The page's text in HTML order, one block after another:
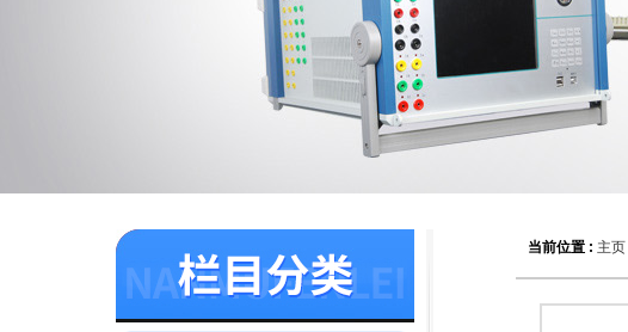
当前位置 : 主页